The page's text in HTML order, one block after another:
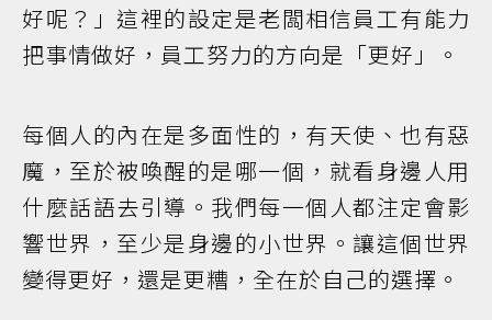
好呢？」這裡的設定是老闆相信員工有能力
把事情做好，員工努力的方向是「更好」。
每個人的內在是多面性的，有天使、也有惡
魔，至於被喚醒的是哪一個，就看身邊人用
什麼話語去引導。我們每一個人都注定會影
響世界，至少是身邊的小世界。讓這個世界
變得更好，還是更糟，全在於自己的選擇。